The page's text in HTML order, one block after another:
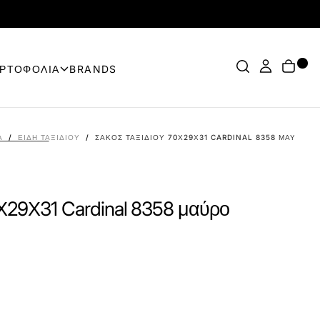
BRANDS
/ ΕΊΔΗ ΤΑΞΙΔΊΟΥ / ΣΆΚΟΣ ΤΑΞΙΔΊΟΥ 70Χ29Χ31 CARDINAL 8358 ΜΑΎΡΟ
Cardinal 8358 μαύρο